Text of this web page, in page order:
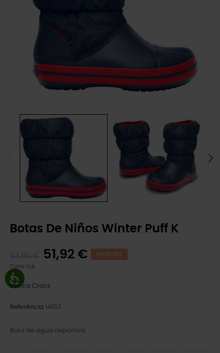
Botas De Niños Winter Puff K
51,92 € POUPE 20%
Com IVA
Marca Crocs
Referência 14613
Bota de agua deportiva